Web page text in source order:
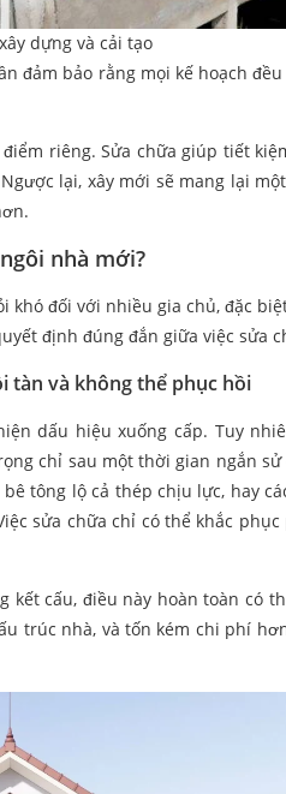
dựng và cải tạo
đảm bảo rằng mọi kế hoạch
riêng. Sửa chữa giúp tiết
lại, xây mới sẽ mang lại
nhà mới?
khó đối với nhiều gia chủ, đặc
định đúng đắn giữa việc sửa
tàn và không thể phục hồi
dấu hiệu xuống cấp. Tuy
chỉ sau một thời gian ngắn
tông lộ cả thép chịu lực, hay
sửa chữa chỉ có thể khắc
cấu, điều này hoàn toàn có
trúc nhà, và tốn kém chi phí